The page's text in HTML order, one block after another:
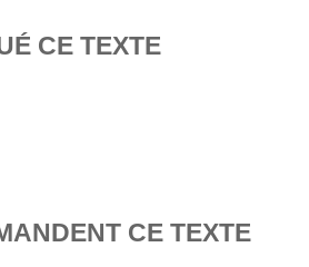
CE TEXTE
CE TEXTE